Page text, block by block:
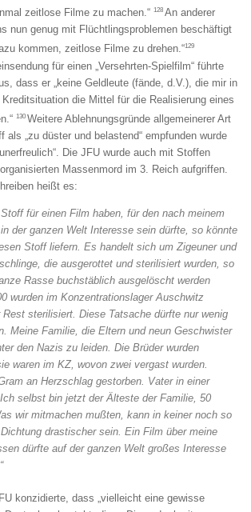
zeitlose Filme zu machen.“ 128 An anderer
nun genug mit Flüchtlingsproblemen beschäftigt
kommen, zeitlose Filme zu drehen.“129
für einen „Versehrten-Spielfilm“ führte
dass er „keine Geldleute (fände, d.V.), die mir in
die Mittel für die Realisierung eines
130 Weitere Ablehnungsgründe allgemeinerer Art
als „zu düster und belastend“ empfunden wurde
Die JFU wurde auch mit Stoffen
Massenmord im 3. Reich aufgriffen.
heißt es:
für einen Film haben, für den nach meinem
der ganzen Welt Interesse sein dürfte, so könnte
Stoff liefern. Es handelt sich um Zigeuner und
die ausgerottet und sterilisiert wurden, so
Rasse buchstäblich ausgelöscht werden
wurden im Konzentrationslager Auschwitz
sterilisiert. Diese Tatsache dürfte nur wenig
Meine Familie, die Eltern und neun Geschwister
den Nazis zu leiden. Die Brüder wurden
waren im KZ, wovon zwei vergast wurden.
an Herzschlag gestorben. Vater in einer
selbst bin jetzt der Älteste der Familie, 50
wir mitmachen mußten, kann in keiner noch so
drastischer sein. Ein Film über meine
dürfte auf der ganzen Welt großes Interesse
konzidierte, dass „vielleicht eine gewisse